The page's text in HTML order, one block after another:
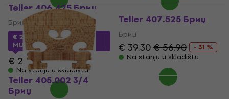
Teller 406.425 Бриџ
Бриџ
€ 21.90 sa kodom
MUZMUZ-20
€ 28.90
Na stanju u skladištu
Teller 407.525 Бриџ
Бриџ
€ 39.30€ 56.90
- 31 %
Na stanju u skladištu
Teller 405.002 3/4
Бриџ